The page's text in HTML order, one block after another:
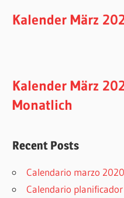
Kalender März
Kalender März
Monatlich
Recent Posts
Calendario marzo
Calendario